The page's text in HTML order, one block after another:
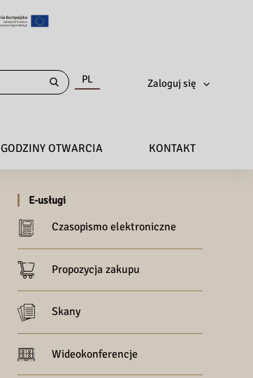
PL Zaloguj się
GODZINY OTWARCIA KONTAKT
E-usługi
Czasopismo elektroniczne
Propozycja zakupu
Skany
Wideokonferencje